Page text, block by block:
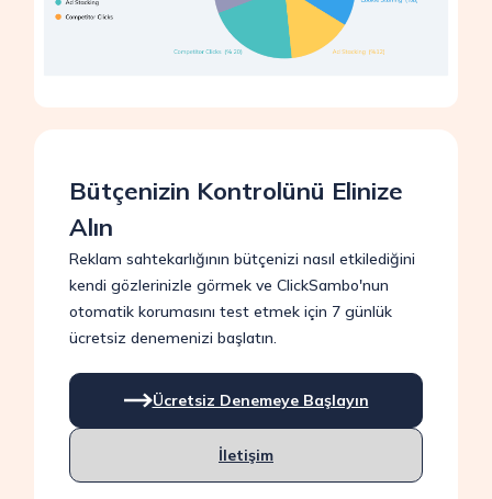
Bütçenizin Kontrolünü Elinize
Alın
Reklam sahtekarlığının bütçenizi nasıl etkilediğini
kendi gözlerinizle görmek ve ClickSambo'nun
otomatik korumasını test etmek için 7 günlük
ücretsiz denemenizi başlatın.
Ücretsiz Denemeye Başlayın
İletişim